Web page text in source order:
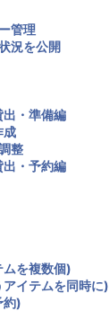
管理
況を公開
出・準備編
成
整
出・予約編
を複数個)
イテムを同時に)
約)